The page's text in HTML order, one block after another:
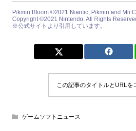
Pikmin Bloom ©︎2021 Niantic, Pikmin and Mii
Copyright ©︎2021 Nintendo. All Rights
※公式サイトより引用しています。
この記事のタイトルとURLを
ゲームソフトニュース